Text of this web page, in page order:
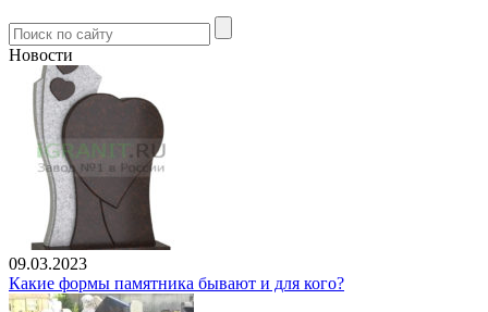
Новости
09.03.2023
Какие формы памятника бывают и для кого?